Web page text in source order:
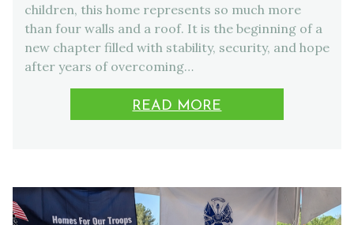
children, this home represents so much more
than four walls and a roof. It is the beginning of a
new chapter filled with stability, security, and hope
after years of overcoming…
READ MORE